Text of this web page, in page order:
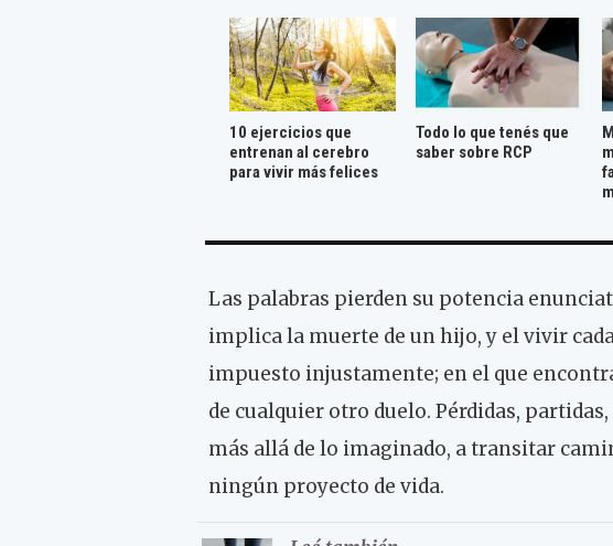
10 ejercicios que
entrenan al cerebro
para vivir más felices
Todo lo que tenés que
saber sobre RCP
Las palabras pierden su potencia
implica la muerte de un hijo, y el vivir
impuesto injustamente; en el que
de cualquier otro duelo. Pérdidas,
más allá de lo imaginado, a transitar
ningún proyecto de vida.